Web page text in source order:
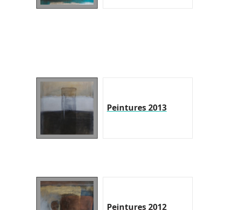
Peintures 2013
Peintures 2012